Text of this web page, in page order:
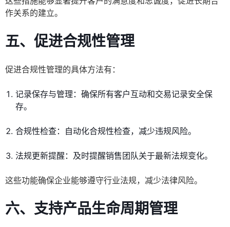
作关系的建立。
五、促进合规性管理
促进合规性管理的具体方法有：
记录保存与管理：确保所有客户互动和交易记录安全保
存。
合规性检查：自动化合规性检查，减少违规风险。
法规更新提醒：及时提醒销售团队关于最新法规变化。
这些功能确保企业能够遵守行业法规，减少法律风险。
六、支持产品生命周期管理